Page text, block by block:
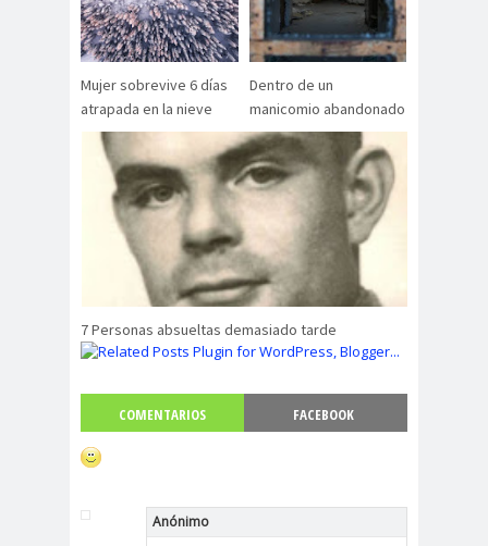
Mujer sobrevive 6 días
atrapada en la nieve
Dentro de un
manicomio abandonado
7 Personas absueltas demasiado tarde
COMENTARIOS FACEBOOK
Anónimo